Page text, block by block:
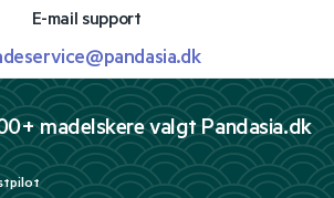
E-mail support
madelskere valgt Pandasia.dk